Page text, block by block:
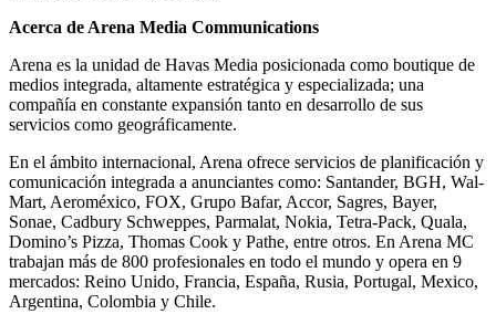
Acerca de Arena Media Communications
Arena es la unidad de Havas Media posicionada como boutique de
medios integrada, altamente estratégica y especializada; una
compañía en constante expansión tanto en desarrollo de sus
servicios como geográficamente.
En el ámbito internacional, Arena ofrece servicios de planificación y
comunicación integrada a anunciantes como: Santander, BGH, Wal-
Mart, Aeroméxico, FOX, Grupo Bafar, Accor, Sagres, Bayer,
Sonae, Cadbury Schweppes, Parmalat, Nokia, Tetra-Pack, Quala,
Domino’s Pizza, Thomas Cook y Pathe, entre otros. En Arena MC
trabajan más de 800 profesionales en todo el mundo y opera en 9
mercados: Reino Unido, Francia, España, Rusia, Portugal, Mexico,
Argentina, Colombia y Chile.